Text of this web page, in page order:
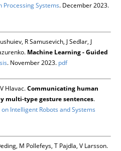
Systems. December 2023.
R Samusevich, J Sedlar, J
Machine Learning - Guided
. November 2023. pdf
Hlavac.Communicating human
multi-type gesture sentences.
Intelligent Robots and Systems
M Pollefeys, T Pajdla, V Larsson.